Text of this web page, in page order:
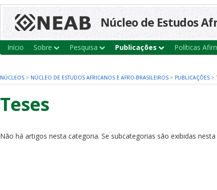
Núcleo de Estudos
Início Sobre Pesquisa Publicações Políticas
NÚCLEOS > NÚCLEO DE ESTUDOS AFRICANOS E AFRO-BRASILEIROS > PUBLICAÇÕES >
Teses
Não há artigos nesta categoria. Se subcategorias são exibidas